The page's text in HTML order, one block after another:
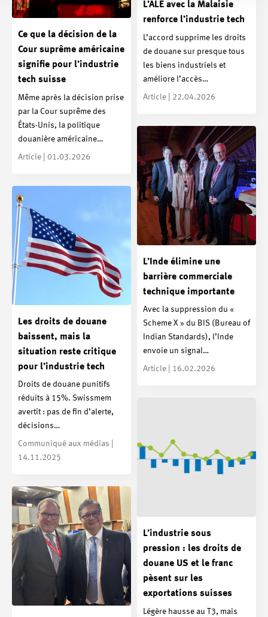
L’ALE avec la Malaisie
renforce l’industrie tech
L’accord supprime les droits
de douane sur presque tous
les biens industriels et
améliore l’accès…
Article | 22.04.2026
Ce que la décision de la
Cour suprême américaine
signifie pour l’industrie
tech suisse
Même après la décision prise
par la Cour suprême des
États-Unis, la politique
douanière américaine…
Article | 01.03.2026
L’Inde élimine une
barrière commerciale
technique importante
Avec la suppression du «
Scheme X » du BIS (Bureau of
Indian Standards), l’Inde
envoie un signal…
Article | 16.02.2026
Les droits de douane
baissent, mais la
situation reste critique
pour l’industrie tech
Droits de douane punitifs
réduits à 15%. Swissmem
avertit : pas de fin d’alerte,
décisions…
Communiqué aux médias |
14.11.2025
L’industrie sous
pression : les droits de
douane US et le franc
pèsent sur les
exportations suisses
Légère hausse au T3, mais